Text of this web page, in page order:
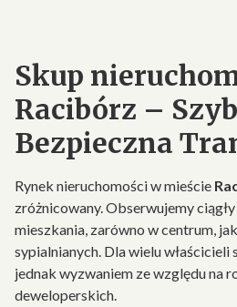
Skup
Racibórz –
Bezpieczna
Rynek nieruchomości w mieście
zróżnicowany. Obserwujemy
mieszkania, zarówno w centrum,
sypialnianych. Dla wielu właścicieli
jednak wyzwaniem ze względu na
deweloperskich.